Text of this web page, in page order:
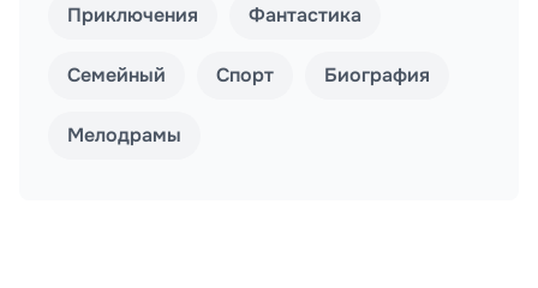
Приключения Фантастика
Семейный Спорт Биография
Мелодрамы